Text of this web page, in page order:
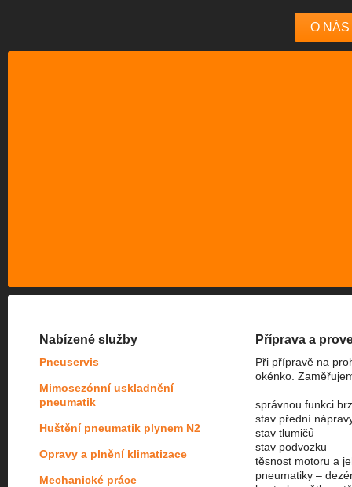
O NÁS
Nabízené služby
Pneuservis
Mimosezónní uskladnění
pneumatik
Huštění pneumatik plynem N2
Opravy a plnění klimatizace
Mechanické práce
Příprava a
Při přípravě na
okénko.
správnou funkci
stav přední
stav tlumičů
stav podvozku
těsnost motoru a
pneumatiky –